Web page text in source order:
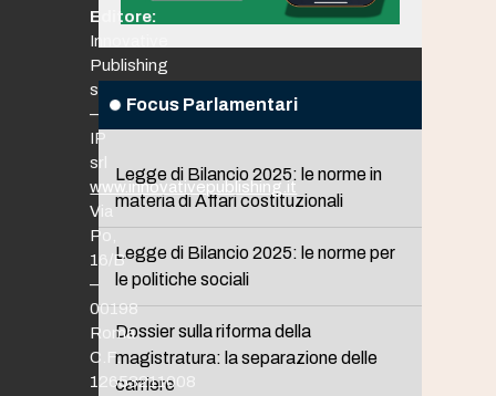
Focus Parlamentari
Legge di Bilancio 2025: le norme in
materia di Affari costituzionali
Legge di Bilancio 2025: le norme per
le politiche sociali
Dossier sulla riforma della
magistratura: la separazione delle
carriere
Editore:
Innovative
Publishing
srl
–
IP
srl
www.innovativepublishing.it
Via
Po,
16/B
–
00198
Roma
C.F.
12653211008